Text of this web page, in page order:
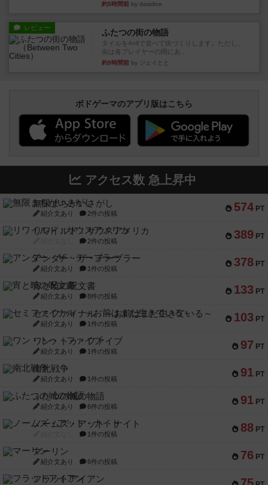
約5時間前 by daisdice
レビュー ふたつの街の物語
タイルを4×4で並べて街づくりします。ただし、
街は各プレイヤーの間にあ...
約9時間前 by ジェイとと
ボドゲーマのアプリ版はこちら
アクセス数 急上昇中
574 PT
無限まちがいさがし
紹介文あり 2件の投稿
389 PT
リワイルド：サウスアメリカ
2件の投稿
378 PT
アンダー・ザ・テーブラー
紹介文あり 1件の投稿
133 PT
宵と暁の呪文書
紹介文あり 8件の投稿
103 PT
セミファイナル ～お前はまだ生きている～
紹介文あり 1件の投稿
97 PT
ワン・トゥ・ファイブ
紹介文あり 1件の投稿
91 PT
南北戦争
紹介文あり 1件の投稿
91 PT
ふたつの城の物語
紹介文あり 6件の投稿
88 PT
ノームズ・アット・ナイト
1件の投稿
76 PT
マーリン
紹介文あり 6件の投稿
フラットアイアン